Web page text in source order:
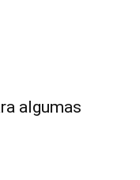
algumas